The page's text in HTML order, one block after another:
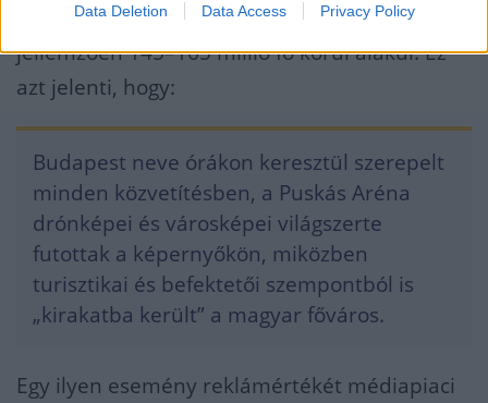
Data Deletion Data Access Privacy Policy
mérkőzést. Az élő közvetítés közönsége
jellemzően 145–165 millió fő körül alakul. Ez
azt jelenti, hogy:
Budapest neve órákon keresztül szerepelt
minden közvetítésben, a Puskás Aréna
drónképei és városképei világszerte
futottak a képernyőkön, miközben
turisztikai és befektetői szempontból is
„kirakatba került” a magyar főváros.
Egy ilyen esemény reklámértékét médiapiaci